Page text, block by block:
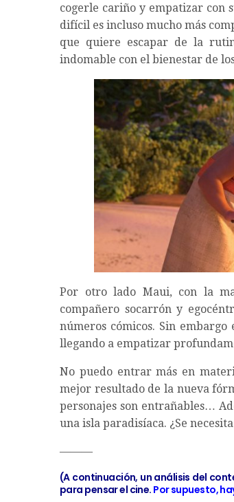
cogerle cariño y empatizar con
difícil es incluso mucho más
que quiere escapar de la
indomable con el bienestar de
Por otro lado Maui, con la
compañero socarrón y
números cómicos. Sin embargo
llegando a empatizar
No puedo entrar más en
mejor resultado de la nueva
personajes son entrañables…
una isla paradisíaca. ¿Se
———
(A continuación, un análisis del
para pensar el cine. Por supuesto,